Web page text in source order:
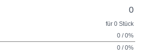
0
für 0 Stück
0 / 0%
0 / 0%